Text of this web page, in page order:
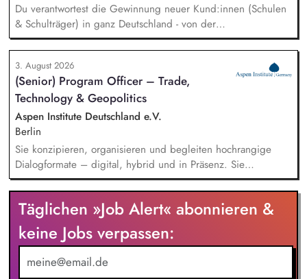
Du verantwortest die Gewinnung neuer Kund:innen (Schulen
& Schulträger) in ganz Deutschland - von der
Leadgenerierung bis zum Vertragsabschluss. Dabei arbeitest
du sowohl mit selbst generierten Leads als auch mit
qualifizierten Inbound-Anfragen in einem typischen Sales-
Zyklus von rund zwei Monaten. Außerdem repräsentierst du
uns auf Messen, Konferenzen und Veranstaltungen im
Bildungsbereich und trägst aktiv dazu bei, unsere Marke in
Deutschland zu etablieren.
3. August 2026
(Senior) Program Officer – Trade,
Technology & Geopolitics
Aspen Institute Deutschland e.V.
Berlin
Sie konzipieren, organisieren und begleiten hochrangige
Dialogformate – digital, hybrid und in Präsenz. Sie
identifizieren aktuelle Entwicklungen in den Bereichen
Handel, Technologie, Geopolitik und wirtschaftliche
Sicherheit und bereiten diese für Veranstaltungen,
Hintergrundgespräche, Publikationen und politische
Diskussionen auf. Sie identifizieren und gewinnen
Referent*innen sowie Diskussionspartner aus Politik,
Wirtschaft, Wissenschaft und Zivilgesellschaft.
Täglichen »Job Alert« abonnieren &
keine Jobs verpassen: